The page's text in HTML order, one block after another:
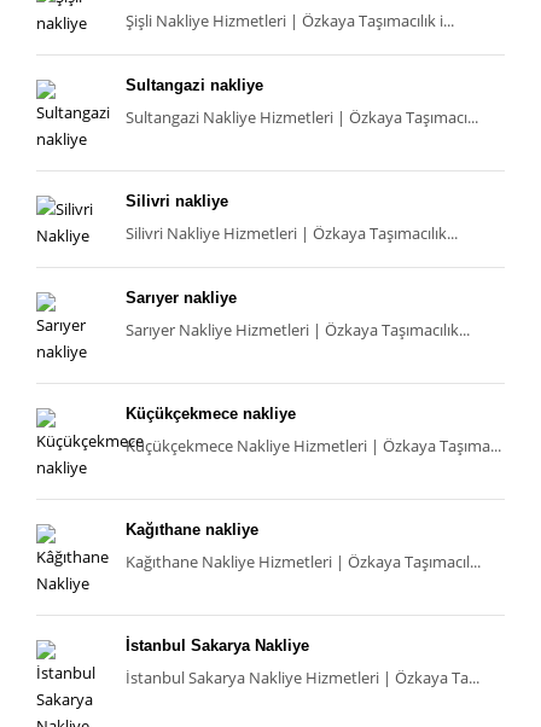
Şişli Nakliye Hizmetleri | Özkaya Taşımacılık i...
Sultangazi nakliye
Sultangazi Nakliye Hizmetleri | Özkaya Taşımacı...
Silivri nakliye
Silivri Nakliye Hizmetleri | Özkaya Taşımacılık...
Sarıyer nakliye
Sarıyer Nakliye Hizmetleri | Özkaya Taşımacılık...
Küçükçekmece nakliye
Küçükçekmece Nakliye Hizmetleri | Özkaya Taşıma...
Kağıthane nakliye
Kağıthane Nakliye Hizmetleri | Özkaya Taşımacıl...
İstanbul Sakarya Nakliye
İstanbul Sakarya Nakliye Hizmetleri | Özkaya Ta...